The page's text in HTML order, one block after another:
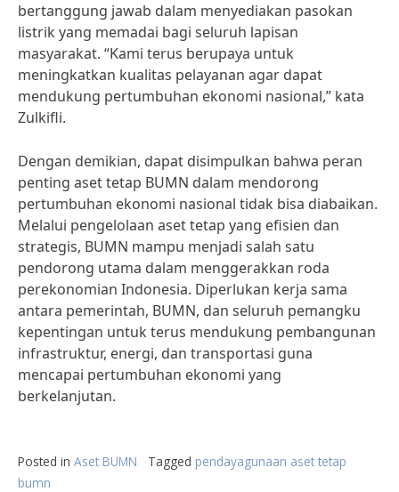
bertanggung jawab dalam menyediakan pasokan
listrik yang memadai bagi seluruh lapisan
masyarakat. “Kami terus berupaya untuk
meningkatkan kualitas pelayanan agar dapat
mendukung pertumbuhan ekonomi nasional,” kata
Zulkifli.
Dengan demikian, dapat disimpulkan bahwa peran
penting aset tetap BUMN dalam mendorong
pertumbuhan ekonomi nasional tidak bisa diabaikan.
Melalui pengelolaan aset tetap yang efisien dan
strategis, BUMN mampu menjadi salah satu
pendorong utama dalam menggerakkan roda
perekonomian Indonesia. Diperlukan kerja sama
antara pemerintah, BUMN, dan seluruh pemangku
kepentingan untuk terus mendukung pembangunan
infrastruktur, energi, dan transportasi guna
mencapai pertumbuhan ekonomi yang
berkelanjutan.
Posted in Aset BUMN Tagged pendayagunaan aset tetap
bumn